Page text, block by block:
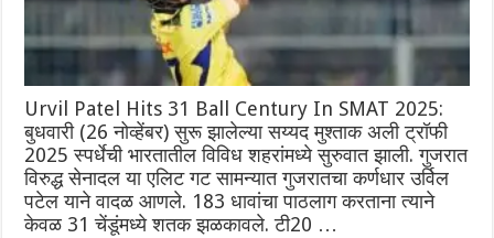
Urvil Patel Hits 31 Ball Century In SMAT 2025:
बुधवारी (26 नोव्हेंबर) सुरू झालेल्या सय्यद मुश्ताक अली ट्रॉफी
2025 स्पर्धेची भारतातील विविध शहरांमध्ये सुरुवात झाली. गुजरात
विरुद्ध सेनादल या एलिट गट सामन्यात गुजरातचा कर्णधार उर्विल
पटेल याने वादळ आणले. 183 धावांचा पाठलाग करताना त्याने
केवळ 31 चेंडूंमध्ये शतक झळकावले. टी20 …